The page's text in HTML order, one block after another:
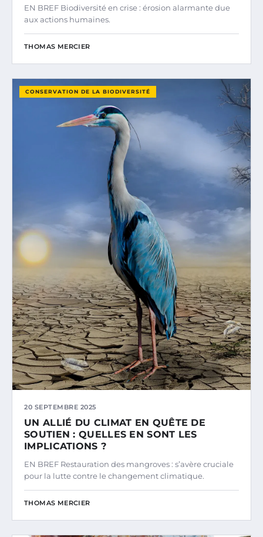
EN BREF Biodiversité en crise : érosion alarmante due
aux actions humaines.
THOMAS MERCIER
CONSERVATION DE LA BIODIVERSITÉ
20 SEPTEMBRE 2025
UN ALLIÉ DU CLIMAT EN QUÊTE DE
SOUTIEN : QUELLES EN SONT LES
IMPLICATIONS ?
EN BREF Restauration des mangroves : s’avère cruciale
pour la lutte contre le changement climatique.
THOMAS MERCIER